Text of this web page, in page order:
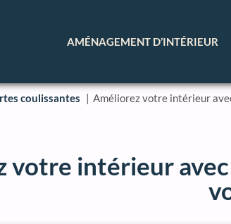
AMÉNAGEMENT D’INTÉRIEUR
coulissantes Améliorez votre intérieur
votre intérieur